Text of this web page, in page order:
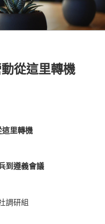
從這里轉機
里轉機
遵義會議
研組